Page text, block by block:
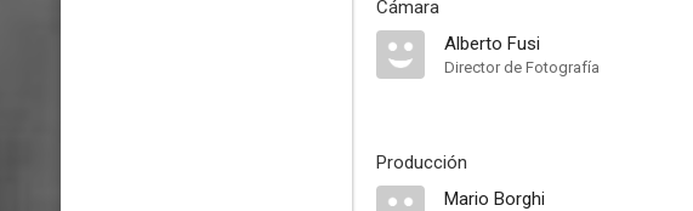
Cámara
Alberto Fusi
Director de Fotografía
Producción
Mario Borghi